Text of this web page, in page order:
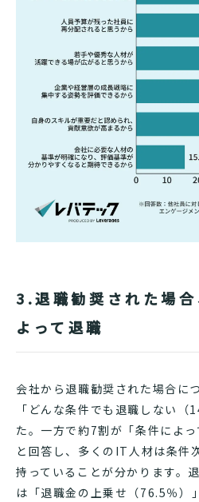
3.退職勧奨された場
よって退職
会社から退職勧奨された場合に
「どんな条件でも退職しない（
た。一方で約7割が「条件によ
と回答し、多くのIT人材は条件
持っていることが分かります。
は「退職金の上乗せ（76.5％）